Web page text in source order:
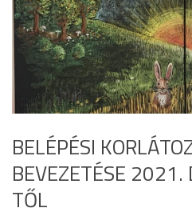
BELÉPÉSI
BEVEZETÉSE 2021.
TŐL